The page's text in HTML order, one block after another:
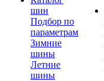
шин
Подбор по
параметрам
Зимние
шины
Летние
шины